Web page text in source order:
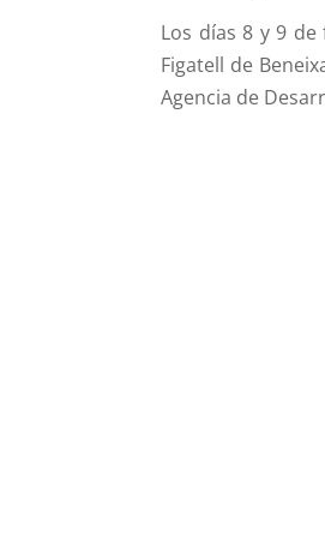
Los días 8 y 9
Figatell de
Agencia de